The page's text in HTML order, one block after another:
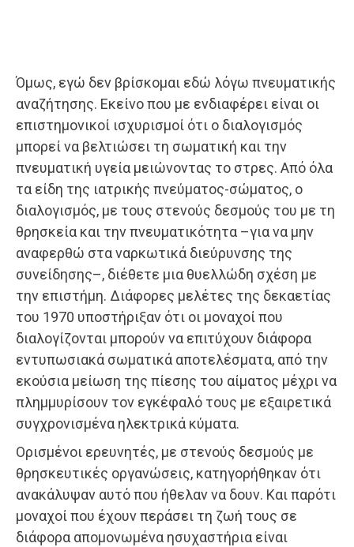
Όμως, εγώ δεν βρίσκομαι εδώ λόγω πνευματικής
αναζήτησης. Εκείνο που με ενδιαφέρει είναι οι
επιστημονικοί ισχυρισμοί ότι ο διαλογισμός
μπορεί να βελτιώσει τη σωματική και την
πνευματική υγεία μειώνοντας το στρες. Από όλα
τα είδη της ιατρικής πνεύματος-σώματος, ο
διαλογισμός, με τους στενούς δεσμούς του με τη
θρησκεία και την πνευματικότητα –για να μην
αναφερθώ στα ναρκωτικά διεύρυνσης της
συνείδησης–, διέθετε μια θυελλώδη σχέση με
την επιστήμη. Διάφορες μελέτες της δεκαετίας
του 1970 υποστήριξαν ότι οι μοναχοί που
διαλογίζονται μπορούν να επιτύχουν διάφορα
εντυπωσιακά σωματικά αποτελέσματα, από την
εκούσια μείωση της πίεσης του αίματος μέχρι να
πλημμυρίσουν τον εγκέφαλό τους με εξαιρετικά
συγχρονισμένα ηλεκτρικά κύματα.
Ορισμένοι ερευνητές, με στενούς δεσμούς με
θρησκευτικές οργανώσεις, κατηγορήθηκαν ότι
ανακάλυψαν αυτό που ήθελαν να δουν. Και παρότι
μοναχοί που έχουν περάσει τη ζωή τους σε
διάφορα απομονωμένα ησυχαστήρια είναι